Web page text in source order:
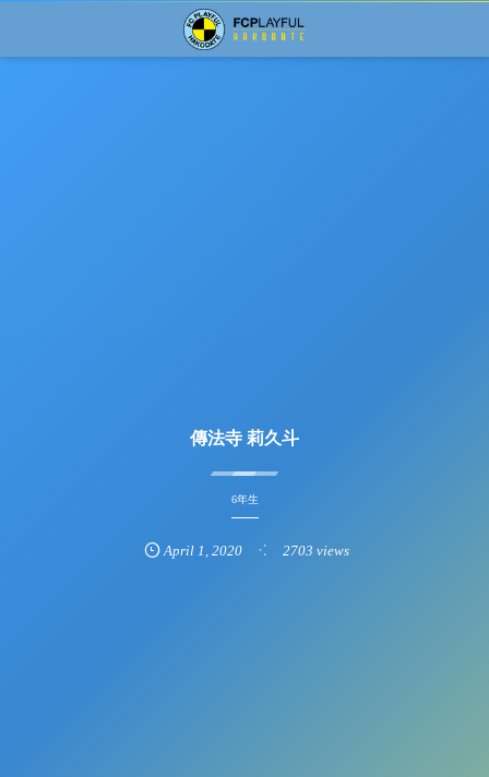
傳法寺 莉久斗
6年生
April 1 2020 2703 views